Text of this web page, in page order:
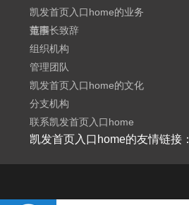
凯发首页入口home的业务
范围
董事长致辞
组织机构
管理团队
凯发首页入口home的文化
分支机构
联系凯发首页入口home
凯发首页入口home的友情链接：